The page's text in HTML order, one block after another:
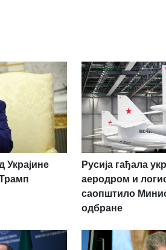
Украјине
Русија гађала
аеродром и
саопштило
одбране